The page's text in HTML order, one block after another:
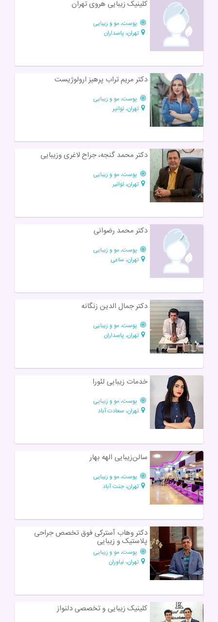
کلینیک زیبایی هروی تهران
پوست، مو و زیبایی
تهران، پاسداران
دکتر مریم تراب پرهیز ارولوژیست
پوست، مو و زیبایی
تهران، توانیر
دکتر محمد گنجه، جراح لاغری وزیبایی
پوست، مو و زیبایی
تهران، توانیر
دکتر محمد رضوانی
پوست، مو و زیبایی
تهران، ساعی
دکتر جمال الدین زنگانه
پوست، مو و زیبایی
تهران، پاسداران
خدمات زیبایی لئورا
پوست، مو و زیبایی
تهران، سعادت آباد
سالن‌زیبایی الهه بهار
پوست، مو و زیبایی
تهران، جنت آباد
دکتر وهاب آسترکی فوق تخصص جراحی
پلاستیک و زیبایی
پوست، مو و زیبایی
تهران، نیاوران
کلینیک زیبایی و تخصصی دلنواز